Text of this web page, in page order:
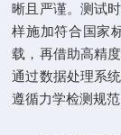
晰且严谨。测试
样施加符合国家
载，再借助高精
通过数据处理系
遵循力学检测规